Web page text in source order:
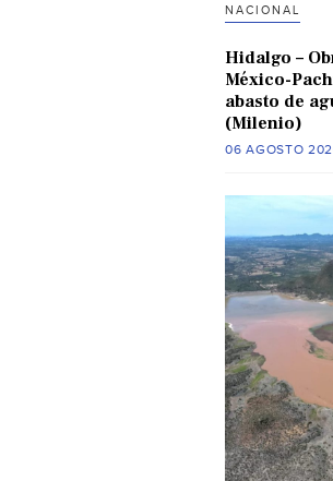
NACIONAL
Hidalgo –
México-
abasto de
(Milenio)
06 AGOSTO